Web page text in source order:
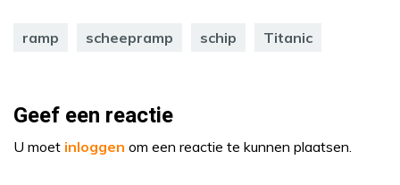
ramp scheepramp schip Titanic
Geef een reactie
U moet inloggen om een reactie te kunnen plaatsen.